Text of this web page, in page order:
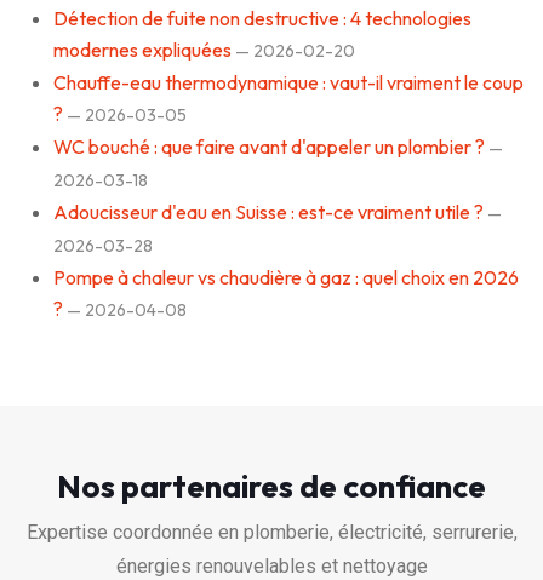
Détection de fuite non destructive : 4 technologies
modernes expliquées — 2026-02-20
Chauffe-eau thermodynamique : vaut-il vraiment le coup
? — 2026-03-05
WC bouché : que faire avant d'appeler un plombier ? —
2026-03-18
Adoucisseur d'eau en Suisse : est-ce vraiment utile ? —
2026-03-28
Pompe à chaleur vs chaudière à gaz : quel choix en 2026
? — 2026-04-08
Nos partenaires de confiance
Expertise coordonnée en plomberie, électricité, serrurerie,
énergies renouvelables et nettoyage